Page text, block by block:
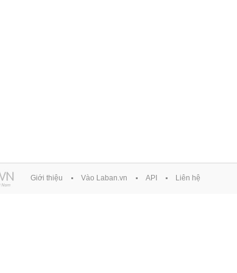
Giới thiệu Vào Laban.vn API Liên hệ